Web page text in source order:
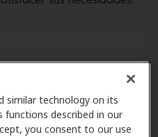
similar technology on its
described in our
you consent to our use